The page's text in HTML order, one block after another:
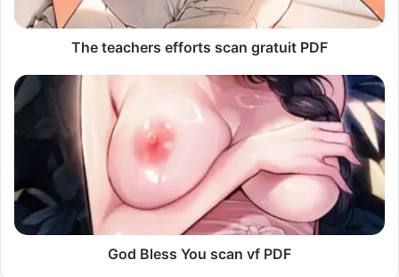
s
E
m
The teachers efforts scan gratuit PDF
God Bless You scan vf PDF